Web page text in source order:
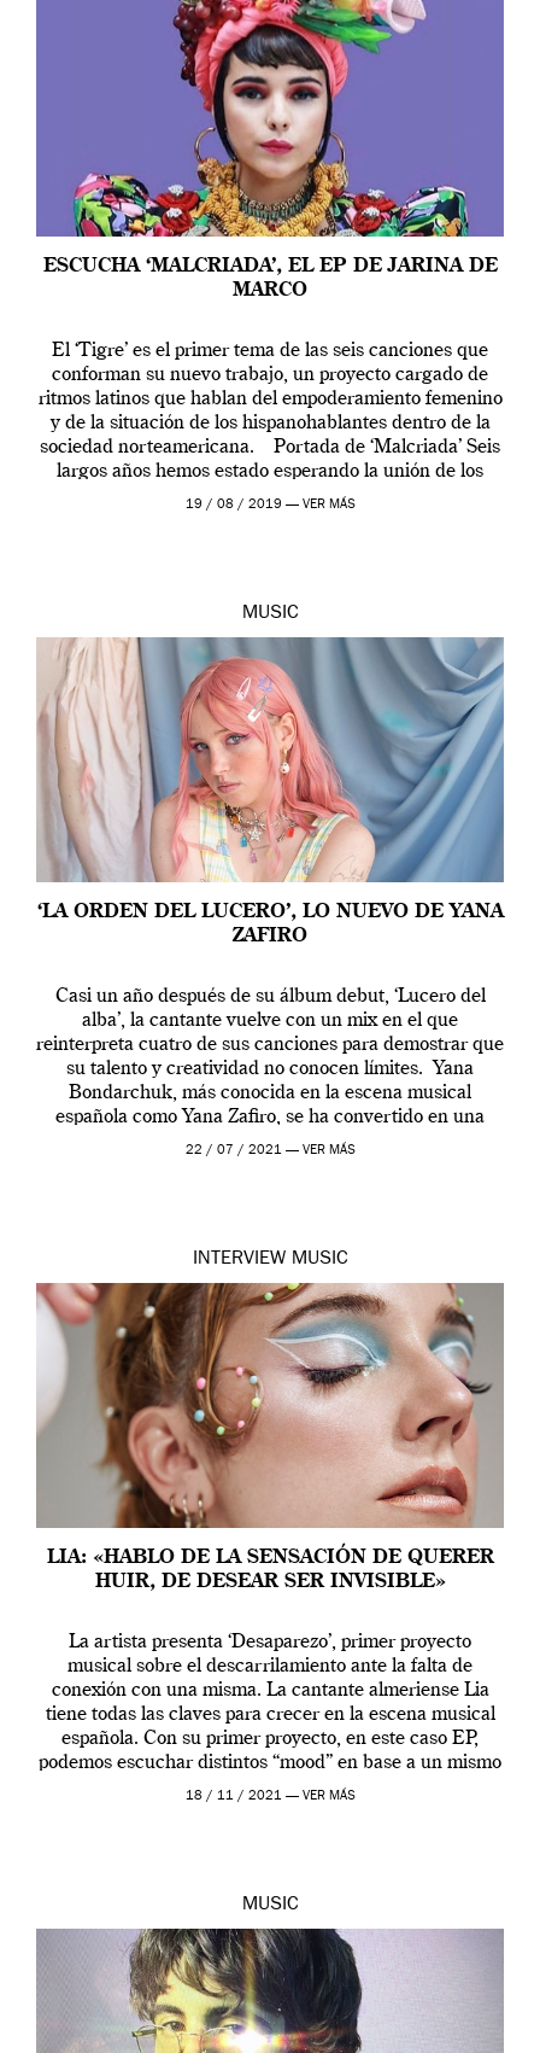
ESCUCHA ‘MALCRIADA’, EL EP DE JARINA DE
MARCO
El ‘Tigre’ es el primer tema de las seis canciones que
conforman su nuevo trabajo, un proyecto cargado de
ritmos latinos que hablan del empoderamiento femenino
y de la situación de los hispanohablantes dentro de la
sociedad norteamericana. Portada de ‘Malcriada’ Seis
largos años hemos estado esperando la unión de los
ritmos de Jarina […]
19 / 08 / 2019 — VER MÁS
MUSIC
‘LA ORDEN DEL LUCERO’, LO NUEVO DE YANA
ZAFIRO
Casi un año después de su álbum debut, ‘Lucero del
alba’, la cantante vuelve con un mix en el que
reinterpreta cuatro de sus canciones para demostrar que
su talento y creatividad no conocen límites. Yana
Bondarchuk, más conocida en la escena musical
española como Yana Zafiro, se ha convertido en una
compositora y cantante […]
22 / 07 / 2021 — VER MÁS
INTERVIEW MUSIC
LIA: «HABLO DE LA SENSACIÓN DE QUERER
HUIR, DE DESEAR SER INVISIBLE»
La artista presenta ‘Desaparezo’, primer proyecto
musical sobre el descarrilamiento ante la falta de
conexión con una misma. La cantante almeriense Lia
tiene todas las claves para crecer en la escena musical
española. Con su primer proyecto, en este caso EP,
podemos escuchar distintos “mood” en base a un mismo
concepto: perderte para poder encontrarte. […]
18 / 11 / 2021 — VER MÁS
MUSIC